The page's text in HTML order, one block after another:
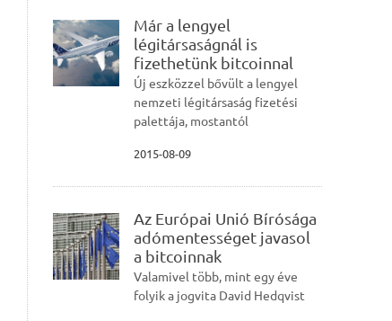
Már a lengyel
légitársaságnál is
fizethetünk bitcoinnal
Új eszközzel bővült a lengyel
nemzeti légitársaság fizetési
palettája, mostantól
2015-08-09
Az Európai Unió Bírósága
adómentességet javasol
a bitcoinnak
Valamivel több, mint egy éve
folyik a jogvita David Hedqvist